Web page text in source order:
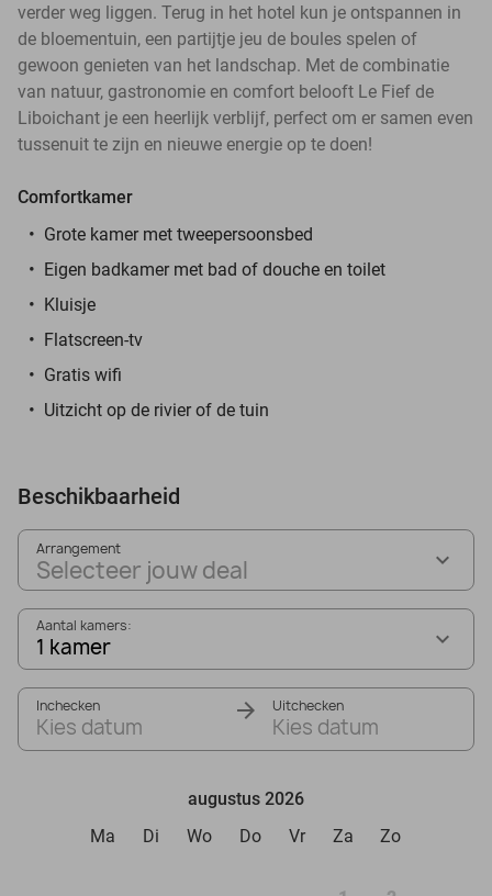
verder weg liggen. Terug in het hotel kun je ontspannen in
de bloementuin, een partijtje jeu de boules spelen of
gewoon genieten van het landschap. Met de combinatie
van natuur, gastronomie en comfort belooft Le Fief de
Liboichant je een heerlijk verblijf, perfect om er samen even
tussenuit te zijn en nieuwe energie op te doen!
Comfortkamer
Grote kamer met tweepersoonsbed
Eigen badkamer met bad of douche en toilet
Kluisje
Flatscreen-tv
Gratis wifi
Uitzicht op de rivier of de tuin
Beschikbaarheid
Arrangement
Selecteer jouw deal
Aantal kamers:
1 kamer
Inchecken
Kies datum
Uitchecken
Kies datum
augustus 2026
Ma
Di Wo Do Vr Za Zo